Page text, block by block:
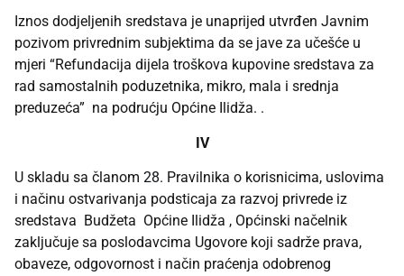
Iznos dodjeljenih sredstava je unaprijed utvrđen Javnim
pozivom privrednim subjektima da se jave za učešće u
mjeri “Refundacija dijela troškova kupovine sredstava za
rad samostalnih poduzetnika, mikro, mala i srednja
preduzeća” na podrućju Općine Ilidža. .
IV
U skladu sa članom 28. Pravilnika o korisnicima, uslovima
i načinu ostvarivanja podsticaja za razvoj privrede iz
sredstava Budžeta Općine Ilidža , Općinski načelnik
zaključuje sa poslodavcima Ugovore koji sadrže prava,
obaveze, odgovornost i način praćenja odobrenog